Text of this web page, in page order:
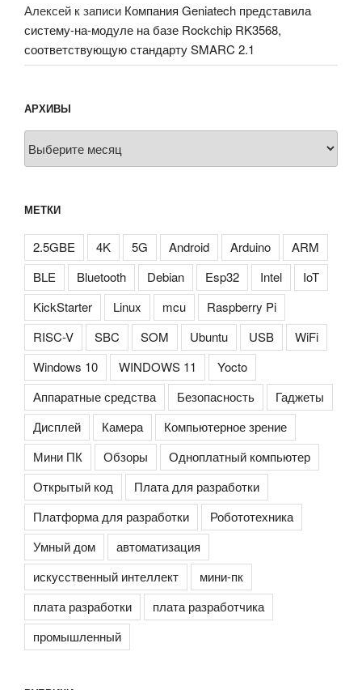
Алексей к записи Компания Geniatech представила
систему-на-модуле на базе Rockchip RK3568,
соответствующую стандарту SMARC 2.1
АРХИВЫ
МЕТКИ
2.5GBE 4K 5G Android Arduino
ARM
BLE
Bluetooth Debian Esp32 Intel
IoT
KickStarter
Linux mcu
Raspberry Pi
RISC-V
SBC SOM Ubuntu USB
WiFi
Windows 10
WINDOWS 11
Yocto
Аппаратные средства
Безопасность
Гаджеты
Дисплей
Камера
Компьютерное зрение
Мини ПК
Обзоры
Одноплатный компьютер
Открытый код
Плата для разработки
Платформа для разработки
Робототехника
Умный дом
автоматизация
искусственный интеллект
мини-пк
плата разработки
плата разработчика
промышленный